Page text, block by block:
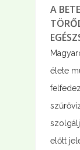
A
élete
előtt